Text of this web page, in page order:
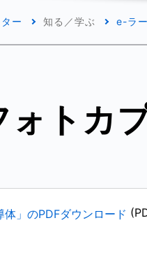
ー 知る／学ぶ e-ラ
トカ
」のPDFダウンロード